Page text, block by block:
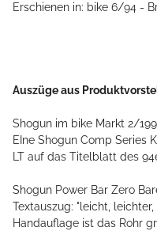
Erschienen in: bike 6/94 -
Auszüge aus
Shogun im bike Markt 2/
EIne Shogun Comp Series
LT auf das Titelblatt des
Shogun Power Bar Zero
Textauszug: "leicht,
Handauflage ist das Rohr